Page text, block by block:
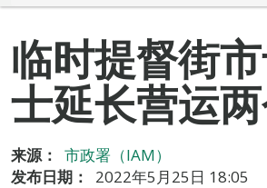
临时提督街
士延长营运
来源：
市政署（IAM）
发布日期：
2022年5月25日 18:05